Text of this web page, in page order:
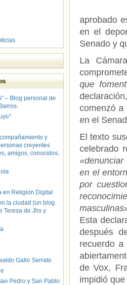
aprobado
en el
Senado y
La
que
comenzó a
en el
El texto
celebrado
en el
por
Esta
después
recuerdo a
de Vox,
impidió
– Blog personal de
y
creyentes
amigos, conocidos,
en Religión Digital
la ciudad (un blog
Teresa de Jhs y
Gallo Serrato
Pedro y San Pablo